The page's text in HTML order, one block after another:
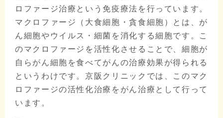
ロファージ治療という免疫療法を行っています。
マクロファージ（大食細胞・貪食細胞）とは、が
ん細胞やウイルス・細菌を消化する細胞です。こ
のマクロファージを活性化させることで、細胞が
自らがん細胞を食べてがんの治療効果が得られる
というわけです。京阪クリニックでは、このマク
ロファージの活性化治療をがん治療として行って
います。